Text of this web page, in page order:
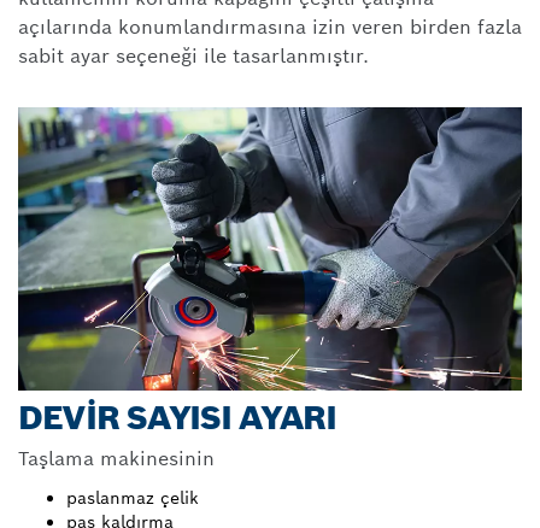
açılarında konumlandırmasına izin veren birden fazla
sabit ayar seçeneği ile tasarlanmıştır.
DEVIR SAYISI AYARI
Taşlama makinesinin
paslanmaz çelik
pas kaldırma